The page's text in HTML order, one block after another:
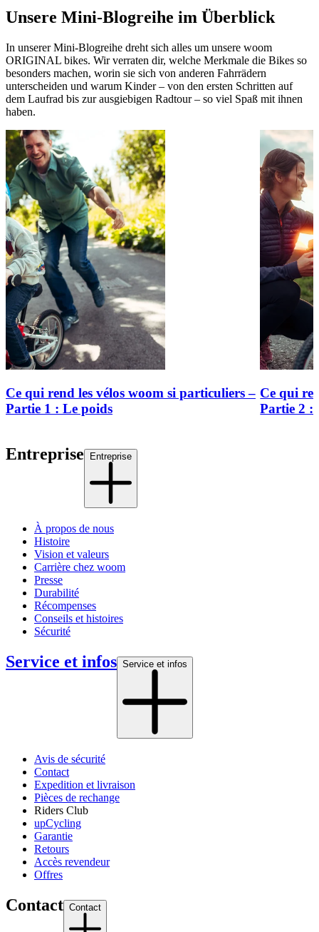
Unsere Mini-Blogreihe im Überblick
In unserer Mini-Blogreihe dreht sich alles um unsere woom
ORIGINAL bikes. Wir verraten dir, welche Merkmale die Bikes so
besonders machen, worin sie sich von anderen Fahrrädern
unterscheiden und warum Kinder – von den ersten Schritten auf
dem Laufrad bis zur ausgiebigen Radtour – so viel Spaß mit ihnen
haben.
Ce qui rend les vélos woom si particuliers –
Partie 1 : Le poids
Ce qui
Partie 2 :
Entreprise Entreprise
À propos de nous
Histoire
Vision et valeurs
Carrière chez woom
Presse
Durabilité
Récompenses
Conseils et histoires
Sécurité
Service et infos Service et infos
Avis de sécurité
Contact
Expedition et livraison
Pièces de rechange
Riders Club
upCycling
Garantie
Retours
Accès revendeur
Offres
Contact Contact